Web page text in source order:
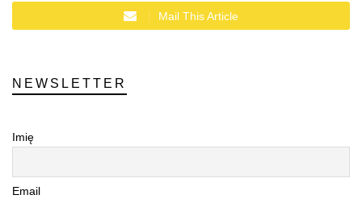
Mail This Article
NEWSLETTER
Imię
Email